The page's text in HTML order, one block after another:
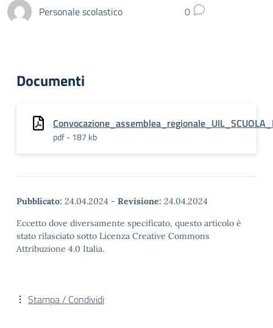
Personale scolastico 0
Documenti
pdf - 187 kb
Pubblicato: 24.04.2024 - Revisione: 24.04.2024
Eccetto dove diversamente specificato, questo articolo è
stato rilasciato sotto Licenza Creative Commons
Attribuzione 4.0 Italia.
Stampa / Condividi